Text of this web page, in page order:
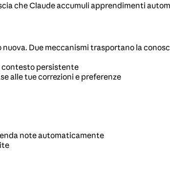
che Claude accumuli apprendimenti
Due meccanismi trasportano la
contesto persistente
alle tue correzioni e preferenze
note automaticamente